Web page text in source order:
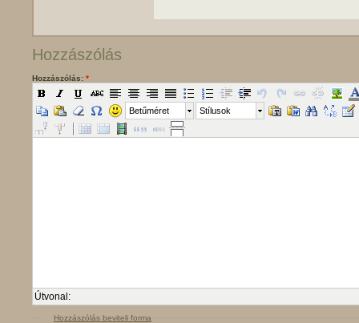
Hozzászólás
Hozzászólás: *
Betűméret Stílusok
Útvonal:
Hozzászólás beviteli forma